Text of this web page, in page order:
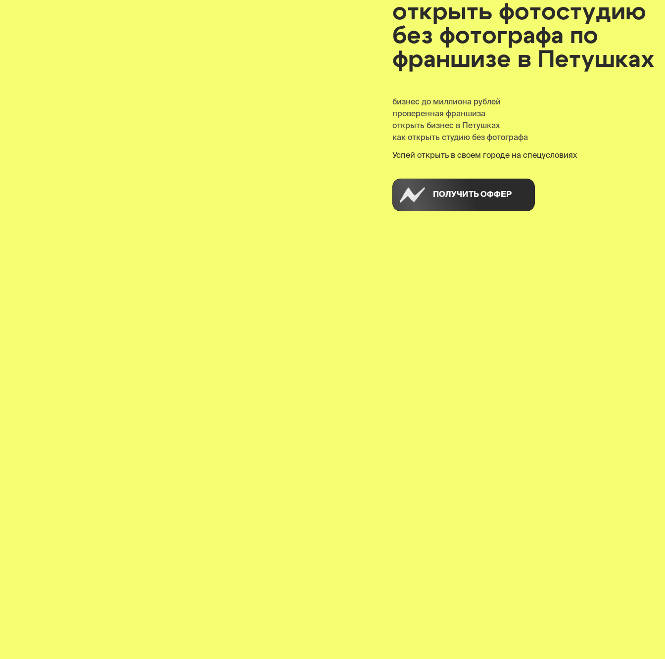
открыть фотостудию
без фотографа по
франшизе в Петушках
бизнес до миллиона рублей
проверенная франшиза
открыть бизнес в Петушках
как открыть студию без фотографа
Успей открыть в своем городе на спецусловиях
ПОЛУЧИТЬ ОФФЕР